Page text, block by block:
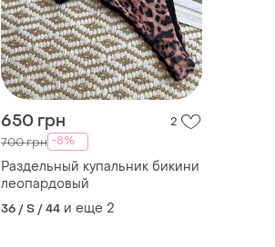
650 грн 2
700 грн -8%
Раздельный купальник бикини
леопардовый
36 / S / 44 и еще 2